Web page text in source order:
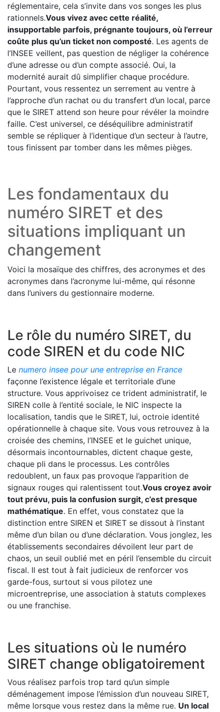
réglementaire, cela s’invite dans vos songes les plus
rationnels.Vous vivez avec cette réalité,
insupportable parfois, prégnante toujours, où l’erreur
coûte plus qu’un ticket non composté. Les agents de
l’INSEE veillent, pas question de négliger la cohérence
d’une adresse ou d’un compte associé. Oui, la
modernité aurait dû simplifier chaque procédure.
Pourtant, vous ressentez un serrement au ventre à
l’approche d’un rachat ou du transfert d’un local, parce
que le SIRET attend son heure pour révéler la moindre
faille. C’est universel, ce déséquilibre administratif
semble se répliquer à l’identique d’un secteur à l’autre,
tous finissent par tomber dans les mêmes pièges.
Les fondamentaux du
numéro SIRET et des
situations impliquant un
changement
Voici la mosaïque des chiffres, des acronymes et des
acronymes dans l’acronyme lui-même, qui résonne
dans l’univers du gestionnaire moderne.
Le rôle du numéro SIRET, du
code SIREN et du code NIC
Le numero insee pour une entreprise en France
façonne l’existence légale et territoriale d’une
structure. Vous apprivoisez ce trident administratif, le
SIREN colle à l’entité sociale, le NIC inspecte la
localisation, tandis que le SIRET, lui, octroie identité
opérationnelle à chaque site. Vous vous retrouvez à la
croisée des chemins, l’INSEE et le guichet unique,
désormais incontournables, dictent chaque geste,
chaque pli dans le processus. Les contrôles
redoublent, un faux pas provoque l’apparition de
signaux rouges qui ralentissent tout.Vous croyez avoir
tout prévu, puis la confusion surgit, c’est presque
mathématique. En effet, vous constatez que la
distinction entre SIREN et SIRET se dissout à l’instant
même d’un bilan ou d’une déclaration. Vous jonglez, les
établissements secondaires dévoilent leur part de
chaos, un seuil oublié met en péril l’ensemble du circuit
fiscal. Il est tout à fait judicieux de renforcer vos
garde-fous, surtout si vous pilotez une
microentreprise, une association à statuts complexes
ou une franchise.
Les situations où le numéro
SIRET change obligatoirement
Vous réalisez parfois trop tard qu’un simple
déménagement impose l’émission d’un nouveau SIRET,
même lorsque vous restez dans la même rue. Un local